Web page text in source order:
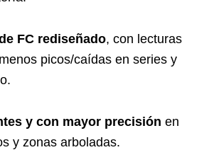
FC rediseñado, con lecturas
picos/caídas en series y
y con mayor precisión en
y zonas arboladas.